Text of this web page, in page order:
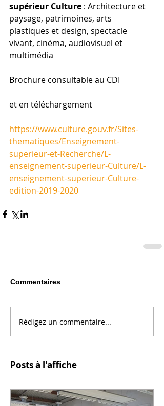
supérieur Culture : Architecture et
paysage, patrimoines, arts
plastiques et design, spectacle
vivant, cinéma, audiovisuel et
multimédia
Brochure consultable au CDI
et en téléchargement
https://www.culture.gouv.fr/Sites-
thematiques/Enseignement-
superieur-et-Recherche/L-
enseignement-superieur-Culture/L-
enseignement-superieur-Culture-
edition-2019-2020
Commentaires
Rédigez un commentaire...
Posts à l'affiche